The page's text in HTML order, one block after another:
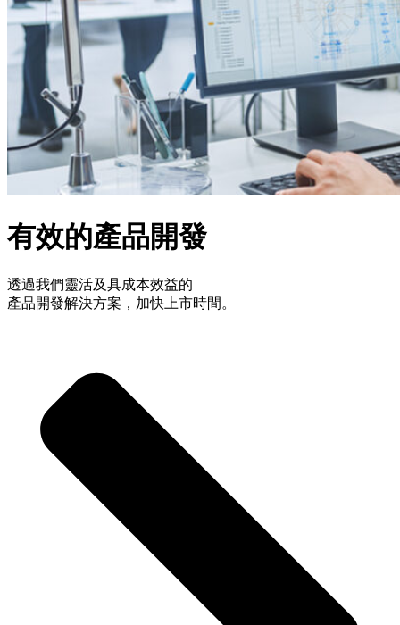
有效的產品開發
透過我們靈活及具成本效益的
產品開發解決方案，加快上市時間。